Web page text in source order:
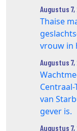
Augustus 7,
Thaise
vrouw in
Augustus 7,
van
gever is.
Augustus 7,